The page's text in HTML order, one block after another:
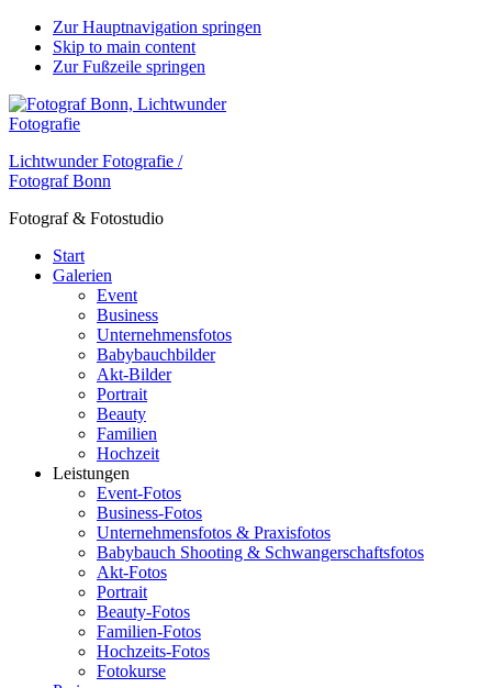
Zur Hauptnavigation springen
Skip to main content
Zur Fußzeile springen
Lichtwunder Fotografie /
Fotograf Bonn
Fotograf & Fotostudio
Start
Galerien
Event
Business
Unternehmensfotos
Babybauchbilder
Akt-Bilder
Portrait
Beauty
Familien
Hochzeit
Leistungen
Event-Fotos
Business-Fotos
Unternehmensfotos & Praxisfotos
Babybauch Shooting & Schwangerschaftsfotos
Akt-Fotos
Portrait
Beauty-Fotos
Familien-Fotos
Hochzeits-Fotos
Fotokurse